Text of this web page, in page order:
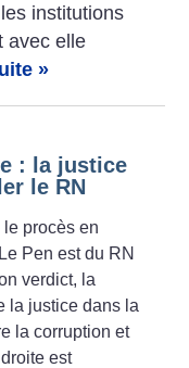
institutions
avec elle
»
: la justice
le RN
procès en
Pen est du RN
verdict, la
la justice dans la
la corruption et
droite est